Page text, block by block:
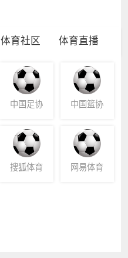
体育社区 体育直播
中国足协 中国篮协
搜狐体育 网易体育